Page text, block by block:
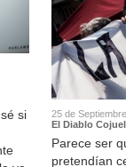
si
25 de
El Diablo
Parece ser
pretendían